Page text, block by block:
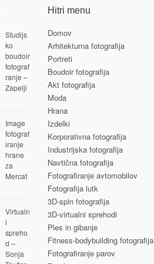
Studijs
ko
boudoir
fotograf
ranje –
Zapelji
Image
fotograf
iranje
hrane
za
Mercat
Virtualn
i
spreho
d –
Sonja
Hitri menu
Domov
Arhitekturna fotografija
Portreti
Boudoir fotografija
Akt fotografija
Moda
Hrana
Izdelki
Korporativna fotografija
Industrijska fotografija
Navtična fotografija
Fotografiranje avtomobilov
Fotografija lutk
3D-spin fotografija
3D-virtualni sprehodi
Ples in gibanje
Fitness-bodybuilding fotografija
Fotografiranje parov